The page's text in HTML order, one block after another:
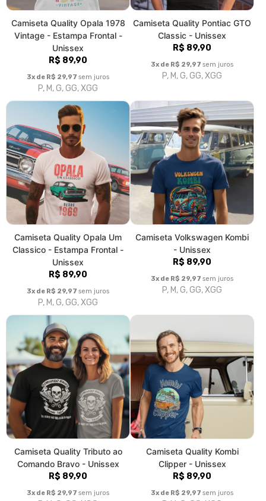
Camiseta Quality Opala Um
Classico - Estampa Frontal -
Unissex
R$ 89,90
3x de R$ 29,97 sem juros
P, M, G, GG, XGG
Camiseta Volkswagen Kombi
- Unissex
R$ 89,90
3x de R$ 29,97sem juros
P, M, G, GG, XGG
Camiseta Quality Tributo ao
Comando Bravo - Unissex
R$ 89,90
3x de R$ 29,97 sem juros
P, M, G, GG, XGG
Clipper - Unissex
R$ 89,90
3x de R$ 29,97 sem juros
P, M, G, GG, XGG